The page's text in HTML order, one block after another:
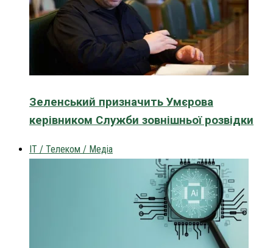
Зеленський призначить Умєрова
керівником Служби зовнішньої розвідки
IT / Телеком / Медіа